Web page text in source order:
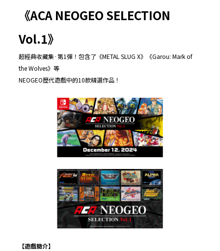
《ACA NEOGEO SELECTION
Vol.1》
超經典收藏集·第1彈！包含了《METAL SLUG X》《Garou: Mark of
the Wolves》等
NEOGEO歷代遊戲中的10款精選作品！
【遊戲簡介】